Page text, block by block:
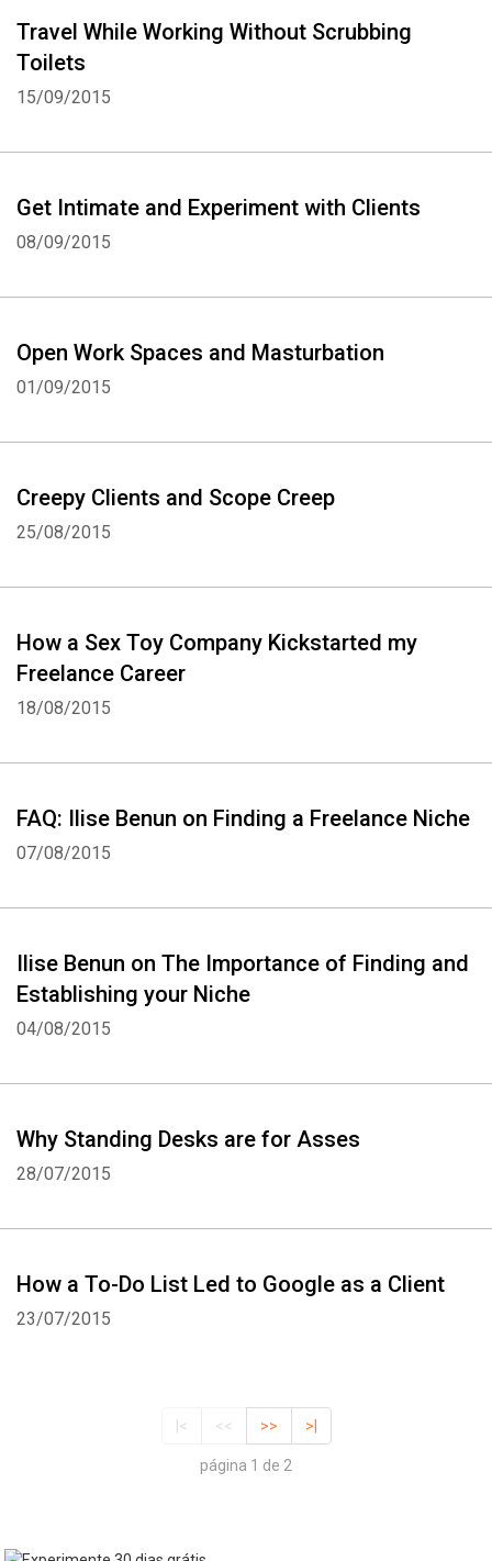
Travel While Working Without Scrubbing
Toilets
15/09/2015
Get Intimate and Experiment with Clients
08/09/2015
Open Work Spaces and Masturbation
01/09/2015
Creepy Clients and Scope Creep
25/08/2015
How a Sex Toy Company Kickstarted my
Freelance Career
18/08/2015
FAQ: Ilise Benun on Finding a Freelance Niche
07/08/2015
Ilise Benun on The Importance of Finding and
Establishing your Niche
04/08/2015
Why Standing Desks are for Asses
28/07/2015
How a To-Do List Led to Google as a Client
23/07/2015
|< << >> >|
página 1 de 2
Whatsapp Facebook Twitter